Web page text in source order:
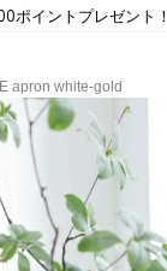
ポイントプレゼント！
apron white-gold